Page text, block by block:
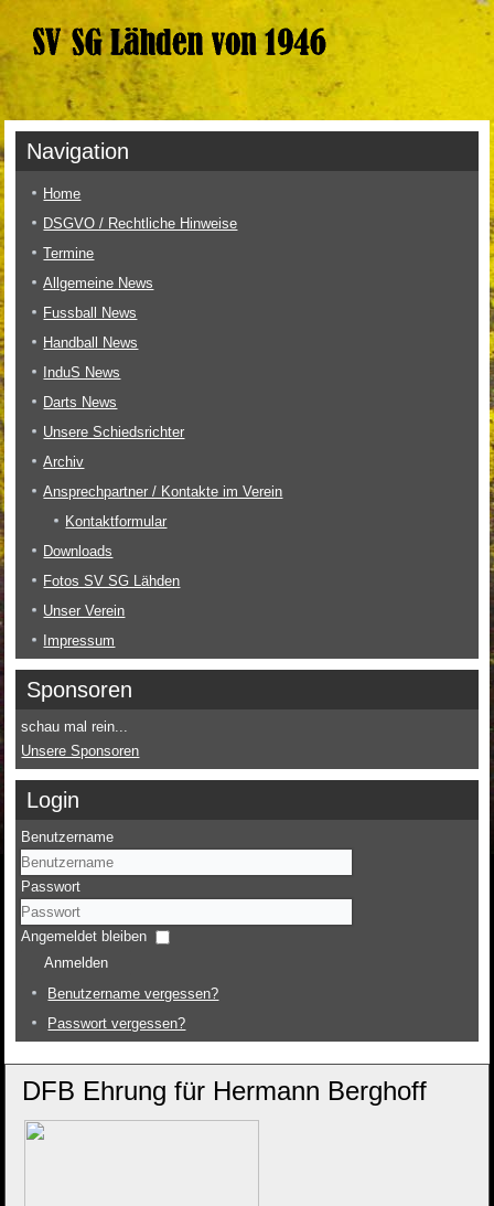
Navigation
Home
DSGVO / Rechtliche Hinweise
Termine
Allgemeine News
Fussball News
Handball News
InduS News
Darts News
Unsere Schiedsrichter
Archiv
Ansprechpartner / Kontakte im Verein
Kontaktformular
Downloads
Fotos SV SG Lähden
Unser Verein
Impressum
Sponsoren
schau mal rein...
Unsere Sponsoren
Login
Benutzername
Passwort
Angemeldet bleiben
Anmelden
Benutzername vergessen?
Passwort vergessen?
DFB Ehrung für Hermann Berghoff